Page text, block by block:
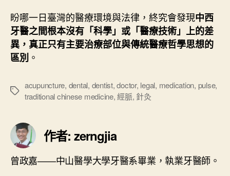
盼哪一日臺灣的醫療環境與法律，終究會發現中西
牙醫之間根本沒有「科學」或「醫療技術」上的差
異，真正只有主要治療部位與傳統醫療哲學思想的
區別 。
標
acupuncture, dental, dentist,doctor, legal, medication, pulse,
traditional chinese medicine,經脈, 針灸
作者: zerngjia
曾政嘉——中山醫學大學牙醫系畢業，執業牙醫師。